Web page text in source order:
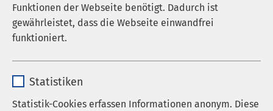
Funktionen der Webseite benötigt. Dadurch ist
gewährleistet, dass die Webseite einwandfrei
funktioniert.
Anbieter sgalinski
Statistiken
Statistik-Cookies erfassen Informationen anonym. Diese